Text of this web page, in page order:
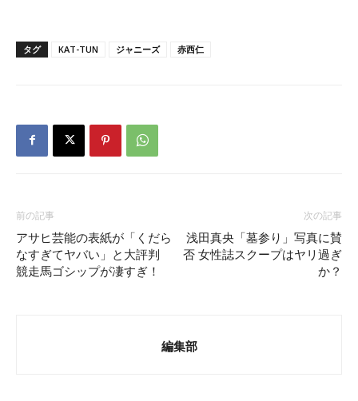
タグ KAT-TUN ジャニーズ 赤西仁
前の記事
アサヒ芸能の表紙が「くだら
なすぎてヤバい」と大評判
競走馬ゴシップが凄すぎ！
次の記事
浅田真央「墓参り」写真に賛
否 女性誌スクープはヤリ過ぎ
か？
編集部